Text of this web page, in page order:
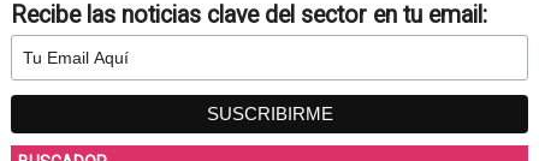
Recibe las noticias clave del sector en tu email: